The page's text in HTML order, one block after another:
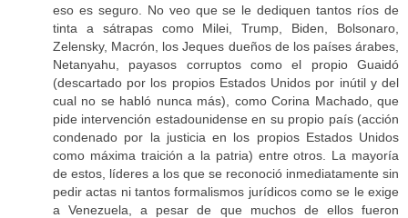
eso es seguro. No veo que se le dediquen tantos ríos de
tinta a sátrapas como Milei, Trump, Biden, Bolsonaro,
Zelensky, Macrón, los Jeques dueños de los países árabes,
Netanyahu, payasos corruptos como el propio Guaidó
(descartado por los propios Estados Unidos por inútil y del
cual no se habló nunca más), como Corina Machado, que
pide intervención estadounidense en su propio país (acción
condenado por la justicia en los propios Estados Unidos
como máxima traición a la patria) entre otros. La mayoría
de estos, líderes a los que se reconoció inmediatamente sin
pedir actas ni tantos formalismos jurídicos como se le exige
a Venezuela, a pesar de que muchos de ellos fueron